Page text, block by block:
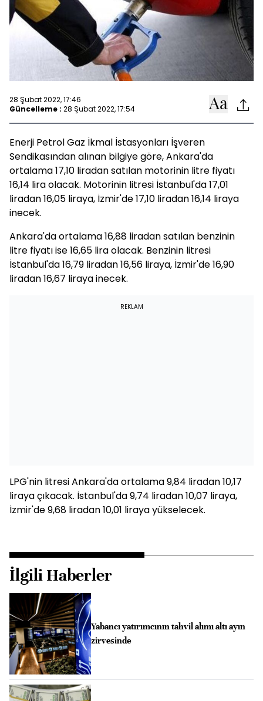
28 Şubat 2022, 17:46
Güncelleme : 28 Şubat 2022, 17:54
Enerji Petrol Gaz İkmal İstasyonları İşveren
Sendikasından alınan bilgiye göre, Ankara'da
ortalama 17,10 liradan satılan motorinin litre fiyatı
16,14 lira olacak. Motorinin litresi İstanbul'da 17,01
liradan 16,05 liraya, İzmir'de 17,10 liradan 16,14 liraya
inecek.
Ankara'da ortalama 16,88 liradan satılan benzinin
litre fiyatı ise 16,65 lira olacak. Benzinin litresi
İstanbul'da 16,79 liradan 16,56 liraya, İzmir'de 16,90
liradan 16,67 liraya inecek.
REKLAM
LPG'nin litresi Ankara'da ortalama 9,84 liradan 10,17
liraya çıkacak. İstanbul'da 9,74 liradan 10,07 liraya,
İzmir'de 9,68 liradan 10,01 liraya yükselecek.
İlgili Haberler
Yabancı yatırımcının tahvil alımı altı ayın
zirvesinde